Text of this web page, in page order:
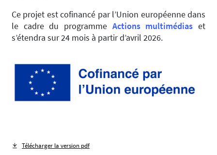
Ce projet est cofinancé par l’Union européenne dans
le cadre du programme Actions multimédias et
s’étendra sur 24 mois à partir d’avril 2026.
Télécharger la version pdf